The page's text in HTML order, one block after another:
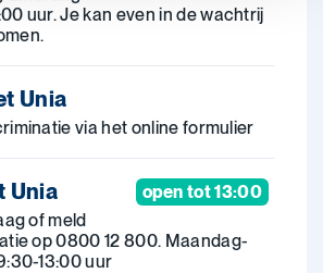
uur. Je kan even in de wachtrij
Unia
via het online formulier
open tot 13:00
Unia
of meld
op 0800 12 800. Maandag-
13:00 uur